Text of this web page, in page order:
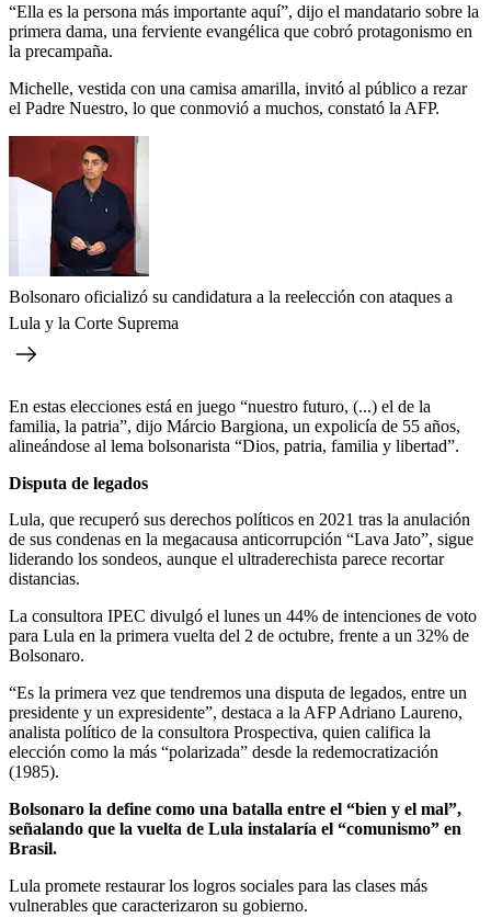
“Ella es la persona más importante aquí”, dijo el mandatario sobre la
primera dama, una ferviente evangélica que cobró protagonismo en
la precampaña.
Michelle, vestida con una camisa amarilla, invitó al público a rezar
el Padre Nuestro, lo que conmovió a muchos, constató la AFP.
Bolsonaro oficializó su candidatura a la reelección con ataques a
Lula y la Corte Suprema
En estas elecciones está en juego “nuestro futuro, (...) el de la
familia, la patria”, dijo Márcio Bargiona, un expolicía de 55 años,
alineándose al lema bolsonarista “Dios, patria, familia y libertad”.
Disputa de legados
Lula, que recuperó sus derechos políticos en 2021 tras la anulación
de sus condenas en la megacausa anticorrupción “Lava Jato”, sigue
liderando los sondeos, aunque el ultraderechista parece recortar
distancias.
La consultora IPEC divulgó el lunes un 44% de intenciones de voto
para Lula en la primera vuelta del 2 de octubre, frente a un 32% de
Bolsonaro.
“Es la primera vez que tendremos una disputa de legados, entre un
presidente y un expresidente”, destaca a la AFP Adriano Laureno,
analista político de la consultora Prospectiva, quien califica la
elección como la más “polarizada” desde la redemocratización
(1985).
Bolsonaro la define como una batalla entre el “bien y el mal”,
señalando que la vuelta de Lula instalaría el “comunismo” en
Brasil.
Lula promete restaurar los logros sociales para las clases más
vulnerables que caracterizaron su gobierno.